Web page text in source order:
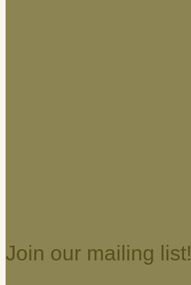
Join our mailing list!